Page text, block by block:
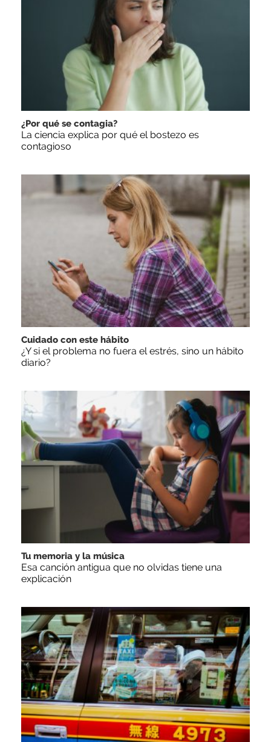
¿Por qué se contagia?
La ciencia explica por qué el bostezo es
contagioso
Cuidado con este hábito
¿Y si el problema no fuera el estrés, sino un hábito
diario?
Tu memoria y la música
Esa canción antigua que no olvidas tiene una
explicación